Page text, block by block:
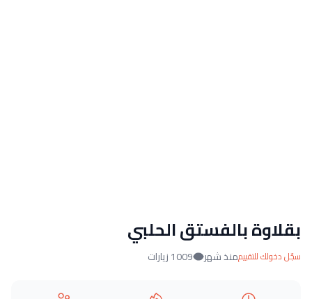
بقلاوة بالفستق الحلبي
سجّل دخولك للتقييممنذ شهر 1009 زيارات